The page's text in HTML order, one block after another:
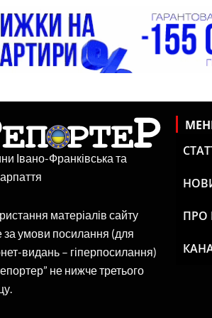
Івано-Франківська та
матеріалів сайту
умови посилання (для
видань – гіперпосилання)
не нижче третього
ПРО